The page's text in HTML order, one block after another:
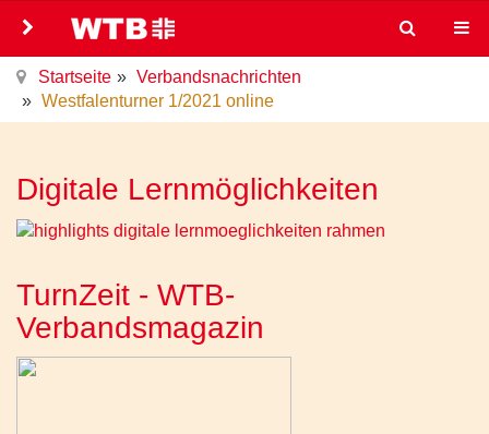
Startseite
Verbandsnachrichten
Westfalenturner 1/2021 online
Digitale Lernmöglichkeiten
TurnZeit - WTB-
Verbandsmagazin